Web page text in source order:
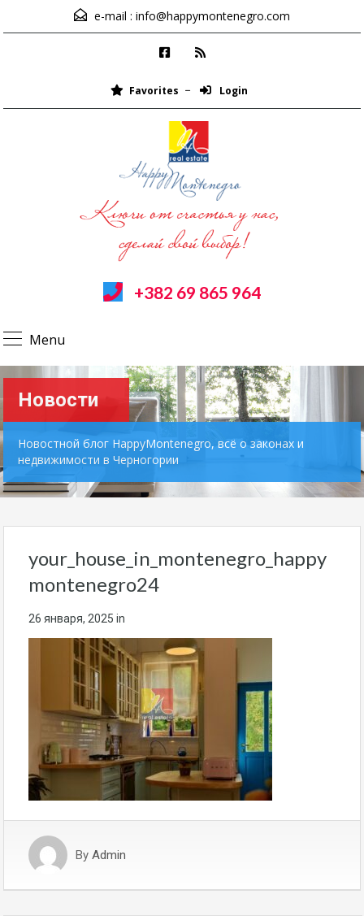
e-mail : info@happymontenegro.com
Favorites Login
+382 69 865 964
Menu
Новости
Новостной блог HappyMontenegro, всё о законах и
недвижимости в Черногории
your_house_in_montenegro_happy
montenegro24
26 января, 2025 in
By Admin